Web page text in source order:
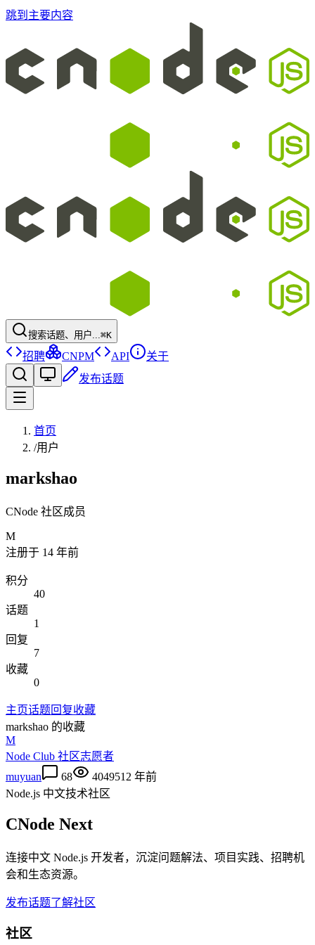
跳到主要内容
搜索话题、用户...⌘K
招聘 CNPM API
关于
发布话题
首页
/用户
markshao
CNode 社区成员
M
注册于 14 年前
积分
40
话题
1
回复
7
收藏
0
主页话题回复收藏
markshao 的收藏
M
Node Club 社区志愿者
muyuan
68 4049512 年前
Node.js 中文技术社区
CNode Next
连接中文 Node.js 开发者，沉淀问题解法、项目实践、招聘机
会和生态资源。
发布话题了解社区
社区